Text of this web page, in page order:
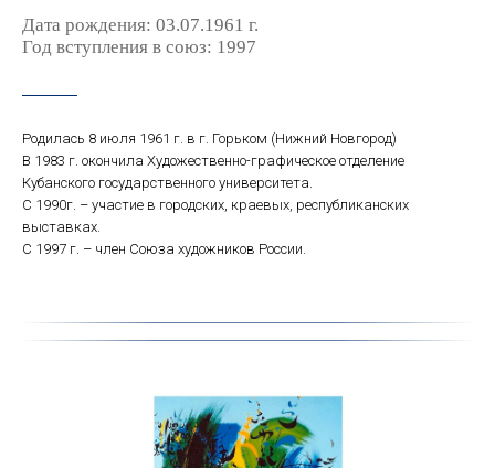
Дата рождения: 03.07.1961 г.
Год вступления в союз: 1997
Родилась 8 июля 1961 г. в г. Горьком (Нижний Новгород)
В 1983 г. окончила Художественно-графическое отделение
Кубанского государственного университета.
С 1990г. – участие в городских, краевых, республиканских
выставках.
С 1997 г. – член Союза художников России.